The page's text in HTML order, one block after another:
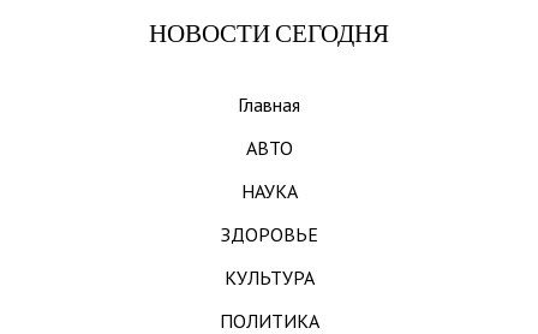
НОВОСТИ СЕГОДНЯ
Главная
АВТО
НАУКА
ЗДОРОВЬЕ
КУЛЬТУРА
ПОЛИТИКА